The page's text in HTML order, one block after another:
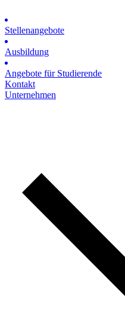
Stellenangebote
Ausbildung
Angebote für Studierende
Kontakt
Unternehmen